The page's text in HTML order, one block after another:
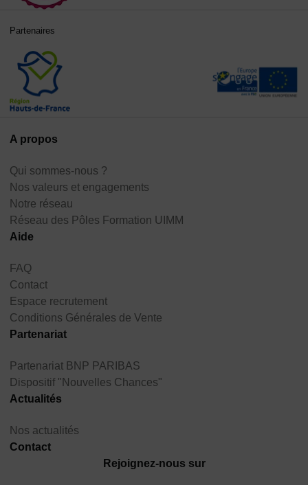
A propos
Qui sommes-nous ?
Nos valeurs et engagements
Notre réseau
Réseau des Pôles Formation UIMM
Aide
FAQ
Contact
Espace recrutement
Conditions Générales de Vente
Partenariat
Partenariat BNP PARIBAS
Dispositif "Nouvelles Chances"
Actualités
Nos actualités
Contact
Rejoignez-nous sur
Partenaires